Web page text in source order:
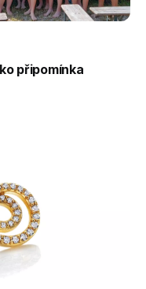
připomínka